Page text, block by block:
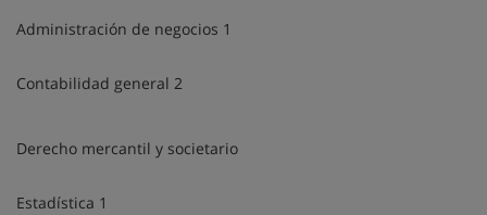
Administración de negocios 1
Contabilidad general 2
Derecho mercantil y societario
Estadística 1